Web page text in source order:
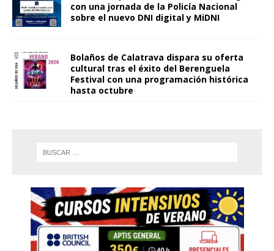
con una jornada de la Policía Nacional
sobre el nuevo DNI digital y MiDNI
Bolaños de Calatrava dispara su oferta
cultural tras el éxito del Berenguela
Festival con una programación histórica
hasta octubre